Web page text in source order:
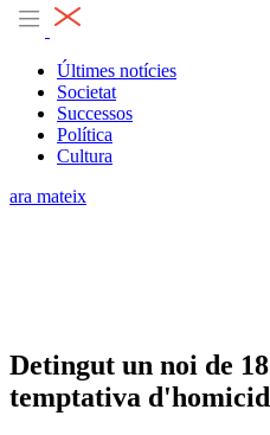
Últimes notícies
Societat
Successos
Política
Cultura
ara mateix
Detingut un noi de
temptativa